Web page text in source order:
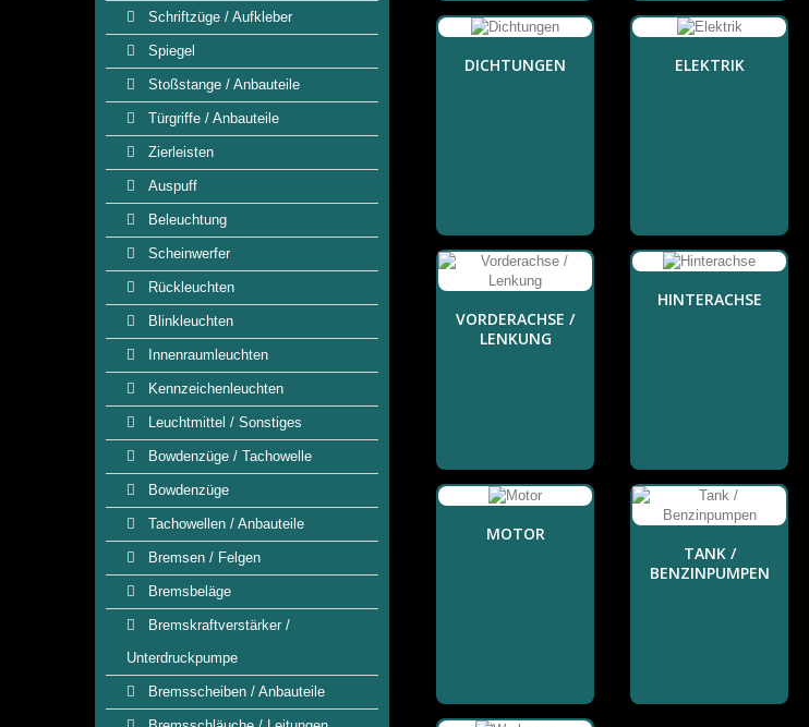
Schriftzüge / Aufkleber
Spiegel
Stoßstange / Anbauteile
Türgriffe / Anbauteile
Zierleisten
Auspuff
Beleuchtung
Scheinwerfer
Rückleuchten
Blinkleuchten
Innenraumleuchten
Kennzeichenleuchten
Leuchtmittel / Sonstiges
Bowdenzüge / Tachowelle
Bowdenzüge
Tachowellen / Anbauteile
Bremsen / Felgen
Bremsbeläge
Bremskraftverstärker /
Unterdruckpumpe
Bremsscheiben / Anbauteile
DICHTUNGEN
ELEKTRIK
VORDERACHSE /
LENKUNG
HINTERACHSE
MOTOR
TANK /
BENZINPUMPEN